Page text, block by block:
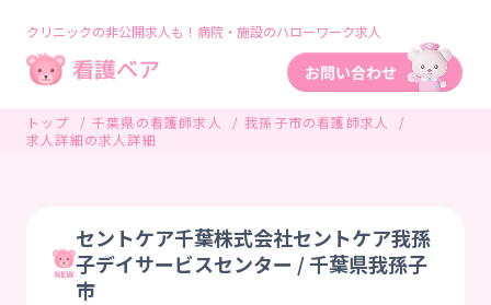
クリニックの非公開求人も！病院・施設のハローワーク求人
トップ 千葉県の看護師求人
我孫子市の看護師求人
求人詳細の求人詳細
セントケア千葉株式会社セントケア我孫
子デイサービスセンター / 千葉県我孫子
市